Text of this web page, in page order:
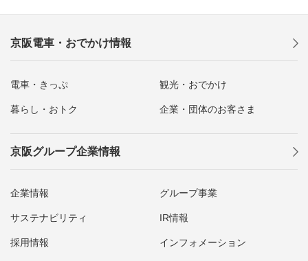
京阪電車・おでかけ情報
電車・きっぷ 観光・おでかけ
暮らし・おトク 企業・団体のお客さま
京阪グループ企業情報
企業情報 グループ事業
サステナビリティ IR情報
採用情報 インフォメーション